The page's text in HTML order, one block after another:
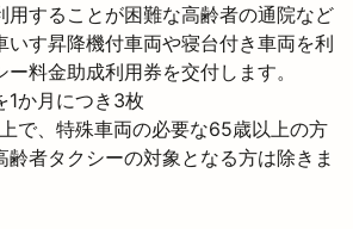
用することが困難な高齢者の通院など
いす昇降機付車両や寝台付き車両を利
料金助成利用券を交付します。
1か月につき3枚
で、特殊車両の必要な65歳以上の方
齢者タクシーの対象となる方は除きま